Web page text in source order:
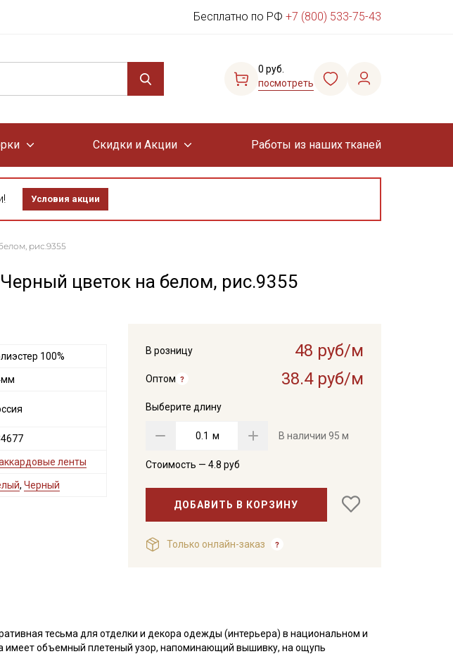
Бесплатно по РФ +7 (800) 533-75-43
0 руб.
посмотреть
Скидки и Акции Работы из наших тканей
Условия акции
рис.9355
цветок на белом, рис.9355
В розницу 48 руб/м
Оптом 38.4 руб/м
Выберите длину
м В наличии 95 м
Стоимость — 4.8 руб
ДОБАВИТЬ В КОРЗИНУ
Только онлайн-заказ
100%
ленты
, Черный
тесьма для отделки и декора одежды (интерьера) в национальном и
имеет объемный плетеный узор, напоминающий вышивку, на ощупь